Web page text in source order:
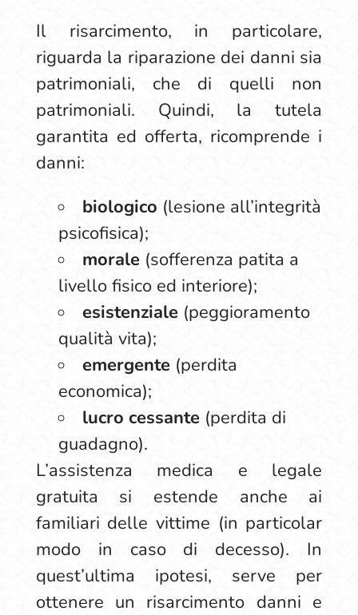
Il risarcimento, in particolare,
riguarda la riparazione dei danni sia
patrimoniali, che di quelli non
patrimoniali. Quindi, la tutela
garantita ed offerta, ricomprende i
danni:
biologico (lesione all’integrità
psicofisica);
morale(sofferenza patita a
livello fisico ed interiore);
esistenziale(peggioramento
qualità vita);
emergente(perdita
economica);
lucro cessante(perdita di
guadagno).
L’assistenza medica e legale
gratuita si estende anche ai
familiari delle vittime (in particolar
modo in caso di decesso). In
quest’ultima ipotesi, serve per
ottenere un risarcimento danni e